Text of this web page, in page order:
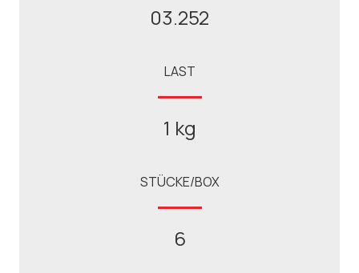
03.252
LAST
1 kg
STÜCKE/BOX
6